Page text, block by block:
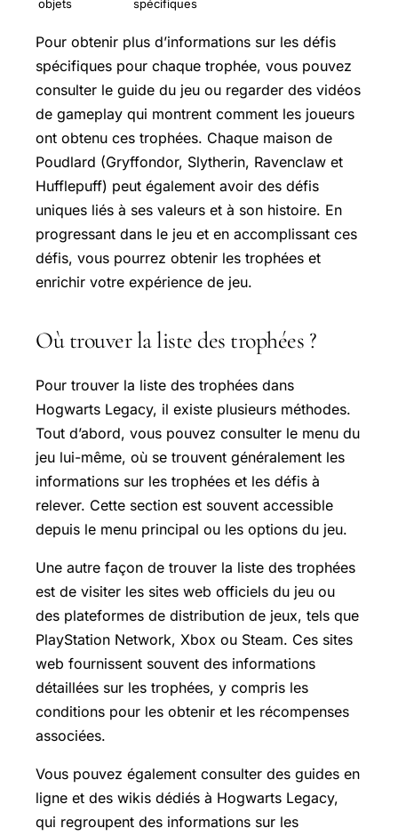
objets
spécifiques
Pour obtenir plus d’informations sur les défis
spécifiques pour chaque trophée, vous pouvez
consulter le guide du jeu ou regarder des vidéos
de gameplay qui montrent comment les joueurs
ont obtenu ces trophées. Chaque maison de
Poudlard (Gryffondor, Slytherin, Ravenclaw et
Hufflepuff) peut également avoir des défis
uniques liés à ses valeurs et à son histoire. En
progressant dans le jeu et en accomplissant ces
défis, vous pourrez obtenir les trophées et
enrichir votre expérience de jeu.
Où trouver la liste des trophées ?
Pour trouver la liste des trophées dans
Hogwarts Legacy, il existe plusieurs méthodes.
Tout d’abord, vous pouvez consulter le menu du
jeu lui-même, où se trouvent généralement les
informations sur les trophées et les défis à
relever. Cette section est souvent accessible
depuis le menu principal ou les options du jeu.
Une autre façon de trouver la liste des trophées
est de visiter les sites web officiels du jeu ou
des plateformes de distribution de jeux, tels que
PlayStation Network, Xbox ou Steam. Ces sites
web fournissent souvent des informations
détaillées sur les trophées, y compris les
conditions pour les obtenir et les récompenses
associées.
Vous pouvez également consulter des guides en
ligne et des wikis dédiés à Hogwarts Legacy,
qui regroupent des informations sur les